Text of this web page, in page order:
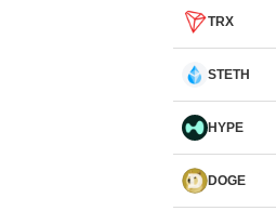
TRX
STETH
HYPE
DOGE